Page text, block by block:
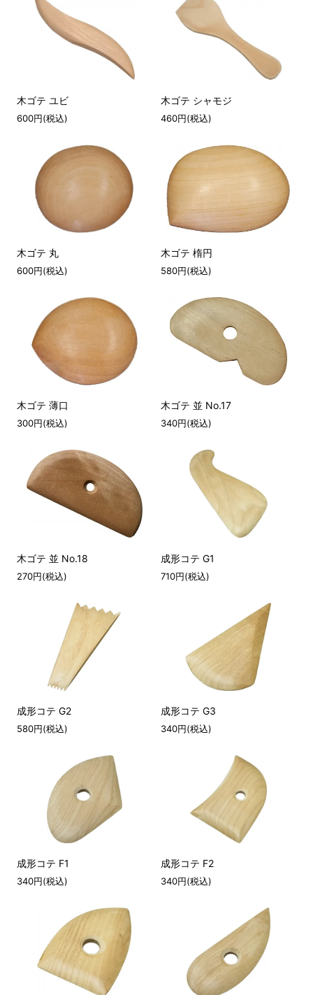
木ゴテ ユビ
600円(税込)
木ゴテ シャモジ
460円(税込)
木ゴテ 丸
600円(税込)
木ゴテ 楕円
580円(税込)
木ゴテ 薄口
300円(税込)
木ゴテ 並 No.17
340円(税込)
木ゴテ 並 No.18
270円(税込)
成形コテ G1
710円(税込)
成形コテ G2
580円(税込)
成形コテ G3
340円(税込)
成形コテ F1
340円(税込)
成形コテ F2
340円(税込)